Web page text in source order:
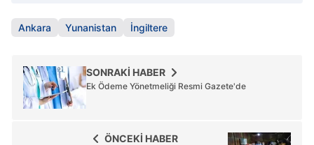
Ankara Yunanistan İngiltere
SONRAKİ HABER
Ek Ödeme Yönetmeliği Resmi Gazete'de
ÖNCEKİ HABER